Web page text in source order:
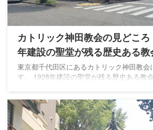
カトリック神田教会の見どこ
年建設の聖堂が残る歴史ある教
東京都千代田区にあるカトリック神田教会
す。 1928年建設の聖堂が残る歴史ある教会